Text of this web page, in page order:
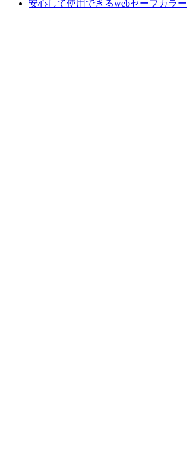
安心して使用できるwebセーフカラー